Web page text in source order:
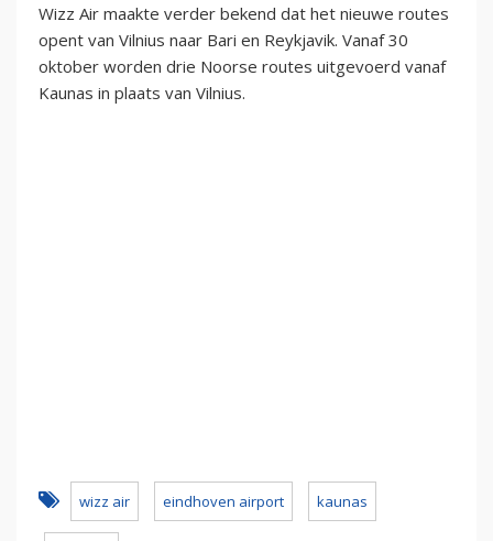
Wizz Air maakte verder bekend dat het nieuwe routes
opent van Vilnius naar Bari en Reykjavik. Vanaf 30
oktober worden drie Noorse routes uitgevoerd vanaf
Kaunas in plaats van Vilnius.
wizz air eindhoven airport kaunas